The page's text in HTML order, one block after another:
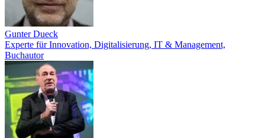
Gunter Dueck
Experte für Innovation, Digitalisierung, IT & Management,
Buchautor